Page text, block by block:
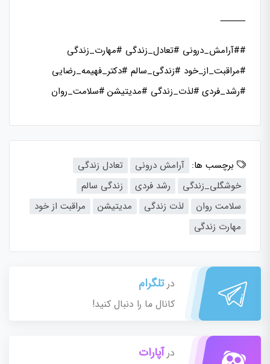
⸻
##آرامش_درونی #تعادل_زندگی #مهارت_زندگی
#مراقبت_از_خود #زندگی_سالم #دکتر_فهیمه_رضایی
#رشد_فردی #لذت_زندگی #مدیتیشن #سلامت_روان
برچسب ها: آرامش درونی
تعادل زندگی
خوشگلی_زندگی
رشد فردی
زندگی سالم
سلامت روان
لذت زندگی مدیتیشن
مراقبت از خود
مهارت زندگی
درتلگرام
کانال ما را دنبال کنید!
درآپارات